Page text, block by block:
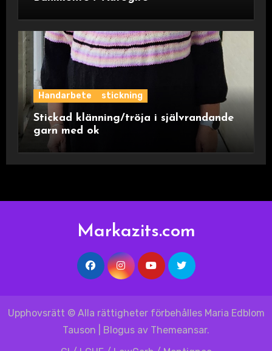
Handarbete stickning
Stickad klänning/tröja i självrandande
garn med ok
Markazits.com
Upphovsrätt © Alla rättigheter förbehålles Maria Edblom
Tauson
Blogus av Themeansar.